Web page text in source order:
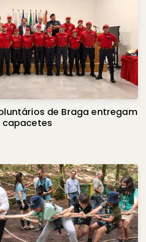
de Braga entregam
capacetes